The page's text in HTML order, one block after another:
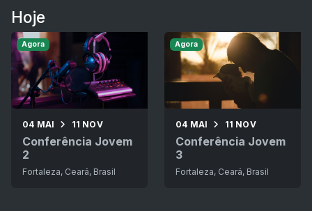
Hoje
04 MAI 11 NOV
Conferência Jovem
2
Fortaleza, Ceará, Brasil
Agora
04 MAI 11 NOV
Conferência Jovem
3
Fortaleza, Ceará, Brasil
Agora